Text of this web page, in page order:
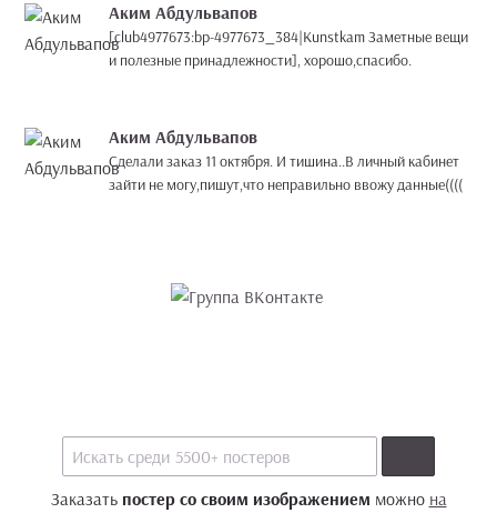
Аким Абдульвапов
[club4977673:bp-4977673_384|Kunstkam Заметные вещи
и полезные принадлежности], хорошо,спасибо.
Аким Абдульвапов
Сделали заказ 11 октября. И тишина..В личный кабинет
зайти не могу,пишут,что неправильно ввожу данные((((
Заказать постер со своим изображением можно на